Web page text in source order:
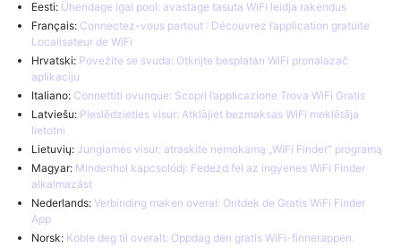
Eesti: Ühendage igal pool: avastage tasuta WiFi leidja rakendus
Français: Connectez-vous partout : Découvrez l’application gratuite
Localisateur de WiFi
Hrvatski: Povežite se svuda: Otkrijte besplatan WiFi pronalazač
aplikaciju
Italiano: Connettiti ovunque: Scopri l’applicazione Trova WiFi Gratis
Latviešu: Pieslēdzieties visur: Atklājiet bezmaksas WiFi meklētāja
lietotni
Lietuvių: Jungiamės visur: atraskite nemokamą „WiFi Finder“ programą
Magyar: Mindenhol kapcsolódj: Fedezd fel az ingyenes WiFi Finder
alkalmazást
Nederlands: Verbinding maken overal: Ontdek de Gratis WiFi Finder
App
Norsk: Koble deg til overalt: Oppdag den gratis WiFi-finnerappen.